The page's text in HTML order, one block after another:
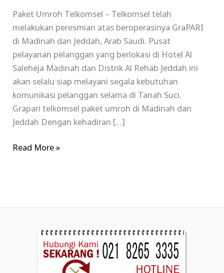
Paket Umroh Telkomsel – Telkomsel telah
melakukan peresmian atas beroperasinya GraPARI
di Madinah dan Jeddah, Arab Saudi. Pusat
pelayanan pelanggan yang berlokasi di Hotel Al
Saleheja Madinah dan Distrik Al Rehab Jeddah ini
akan selalu siap melayani segala kebutuhan
komunikasi pelanggan selama di Tanah Suci.
Grapari telkomsel paket umroh di Madinah dan
Jeddah Dengan kehadiran […]
Read More »